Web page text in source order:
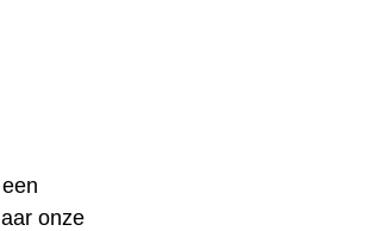
onze